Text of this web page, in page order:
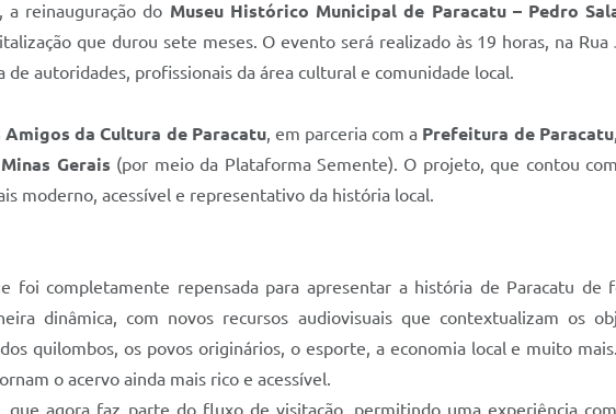
a reinauguração do Museu Histórico Municipal de Paracatu – Pedro
que durou sete meses. O evento será realizado às 19 horas, na Rua
autoridades, profissionais da área cultural e comunidade local.
Amigos da Cultura de Paracatu, em parceria com a Prefeitura de Paracatu
Gerais (por meio da Plataforma Semente). O projeto, que contou
moderno, acessível e representativo da história local.
foi completamente repensada para apresentar a história de Paracatu de
dinâmica, com novos recursos audiovisuais que contextualizam os
quilombos, os povos originários, o esporte, a economia local e muito
o acervo ainda mais rico e acessível.
agora faz parte do fluxo de visitação, permitindo uma experiência